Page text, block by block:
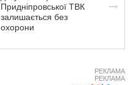
Придніпровської ТВК
залишається без
охорони
РЕКЛАМА
РЕКЛАМА